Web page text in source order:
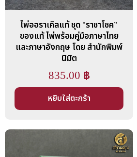
ไพ่ออราเคิลแท้ ชุด "ราชาโชค”
ของแท้ ไพ่พร้อมคู่มือภาษาไทย
และภาษาอังกฤษ โดย สำนักพิมพ์
นิมิต
835.00 ฿
หยิบใส่ตะกร้า